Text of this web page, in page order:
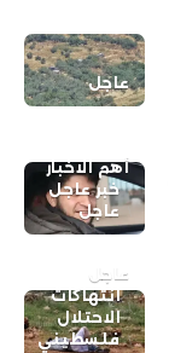
عاجل
أهم الاخبار
خبر عاجل
عاجل
عاجل
انتهاكات
الاحتلال
فلسطيني